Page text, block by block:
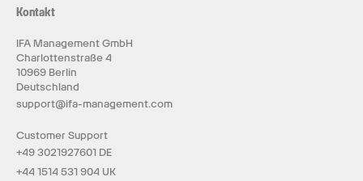
Kontakt
IFA Management GmbH
Charlottenstraße 4
10969 Berlin
Deutschland
support@ifa-management.com
Customer Support
+49 3021927601 DE
+44 1514 531 904 UK